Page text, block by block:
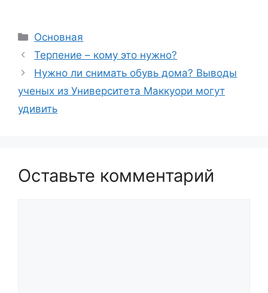
Рубрики
Основная
Терпение – кому это нужно?
Нужно ли снимать обувь дома? Выводы
ученых из Университета Маккуори могут
удивить
Оставьте комментарий